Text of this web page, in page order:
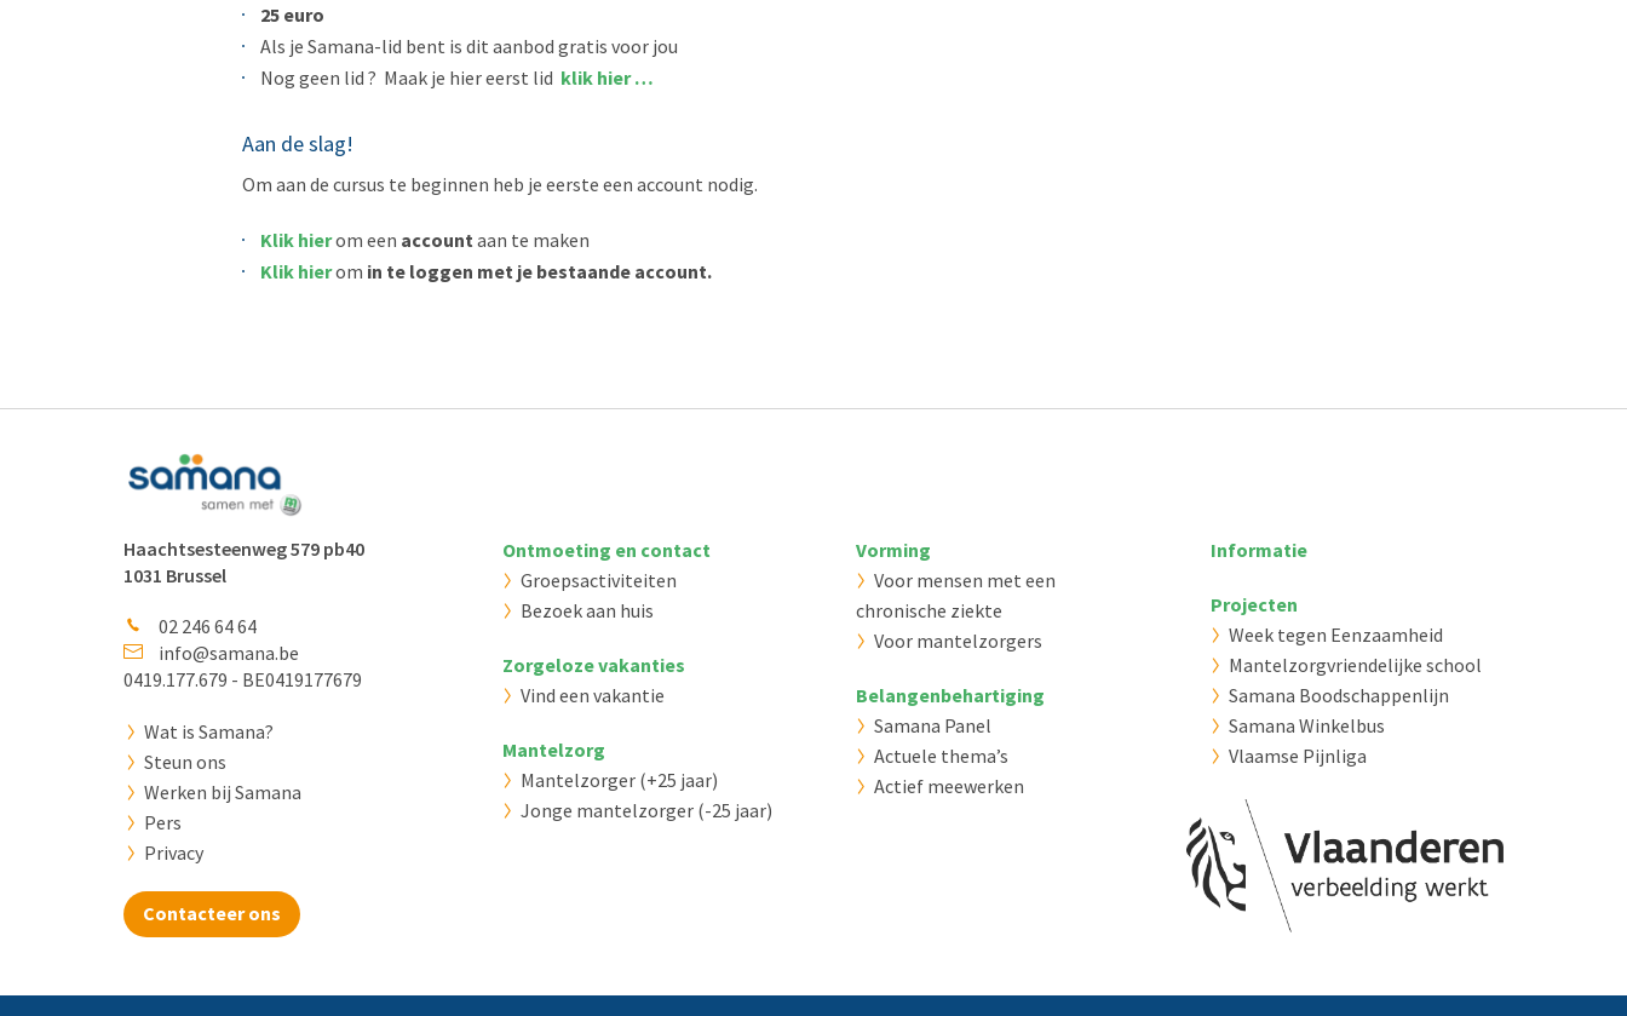
25 euro
Als je Samana-lid bent is dit aanbod gratis voor jou
Nog geen lid ? Maak je hier eerst lid klik hier …
Aan de slag!
Om aan de cursus te beginnen heb je eerste een account nodig.
Klik hierom een account aan te maken
Klik hierom in te loggen met je bestaande account.
Haachtsesteenweg 579 pb40
1031 Brussel
02 246 64 64
info@samana.be
0419.177.679 - BE0419177679
Wat is Samana?
Steun ons
Werken bij Samana
Pers
Privacy
Contacteer ons
Ontmoeting en contact
Groepsactiviteiten
Bezoek aan huis
Zorgeloze vakanties
Vind een vakantie
Mantelzorg
Mantelzorger (+25 jaar)
Jonge mantelzorger (-25 jaar)
Vorming
Voor mensen met een
chronische ziekte
Voor mantelzorgers
Belangenbehartiging
Samana Panel
Actuele thema’s
Actief meewerken
Informatie
Projecten
Week tegen Eenzaamheid
Mantelzorgvriendelijke school
Samana Boodschappenlijn
Samana Winkelbus
Vlaamse Pijnliga